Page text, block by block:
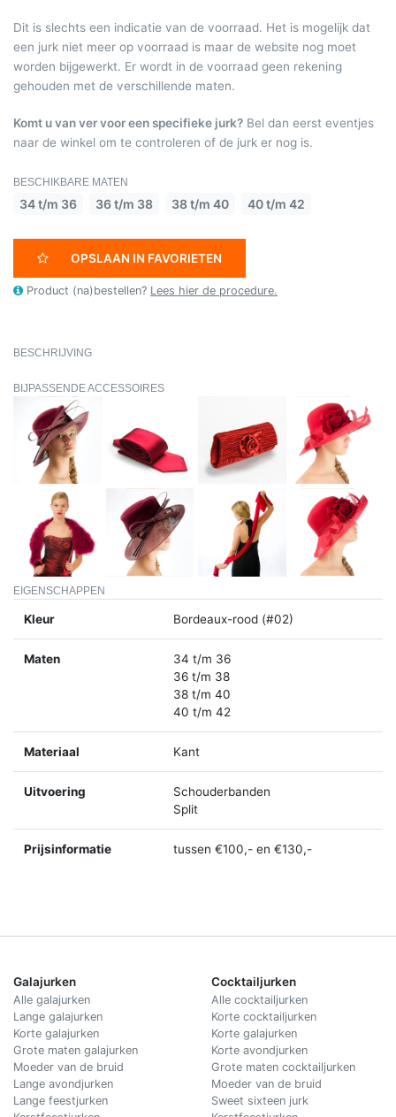
Dit is slechts een indicatie van de voorraad. Het is mogelijk dat
een jurk niet meer op voorraad is maar de website nog moet
worden bijgewerkt. Er wordt in de voorraad geen rekening
gehouden met de verschillende maten.
Komt u van ver voor een specifieke jurk? Bel dan eerst eventjes
naar de winkel om te controleren of de jurk er nog is.
BESCHIKBARE MATEN
34 t/m 36 36 t/m 38 38 t/m 40 40 t/m 42
OPSLAAN IN FAVORIETEN
Product (na)bestellen? Lees hier de procedure.
BESCHRIJVING
BIJPASSENDE ACCESSOIRES
EIGENSCHAPPEN
Kleur Bordeaux-rood (#02)
Maten
34 t/m 36
36 t/m 38
38 t/m 40
40 t/m 42
Materiaal Kant
Uitvoering
Schouderbanden
Split
Prijsinformatie tussen €100,- en €130,-
Galajurken
Alle galajurken
Lange galajurken
Korte galajurken
Grote maten galajurken
Moeder van de bruid
Lange avondjurken
Lange feestjurken
Cocktailjurken
Alle cocktailjurken
Korte cocktailjurken
Korte galajurken
Korte avondjurken
Grote maten cocktailjurken
Moeder van de bruid
Sweet sixteen jurk